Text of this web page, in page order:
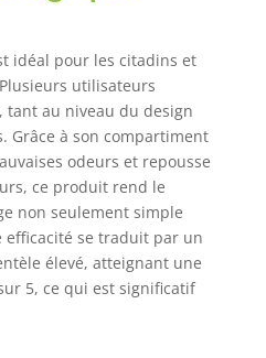
environnement
plus propre. Idéal
pour le
compostage urbain
et le compostage
domestique.
Design compact et
attrayant : son
design élégant et
compact s'intègre
parfaitement dans
idéal pour les citadins et
utilisateurs
au niveau du design
Grâce à son compartiment
odeurs et repousse
ce produit rend le
non seulement simple
efficacité se traduit par un
élevé, atteignant une
5, ce qui est significatif